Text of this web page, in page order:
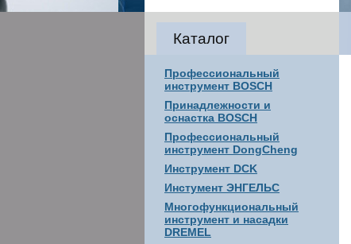
Каталог
Профессиональный
инструмент BOSCH
Принадлежности и
оснастка BOSCH
Профессиональный
инструмент DongCheng
Инструмент DCK
Инстумент ЭНГЕЛЬС
Многофункциональный
инструмент и насадки
DREMEL